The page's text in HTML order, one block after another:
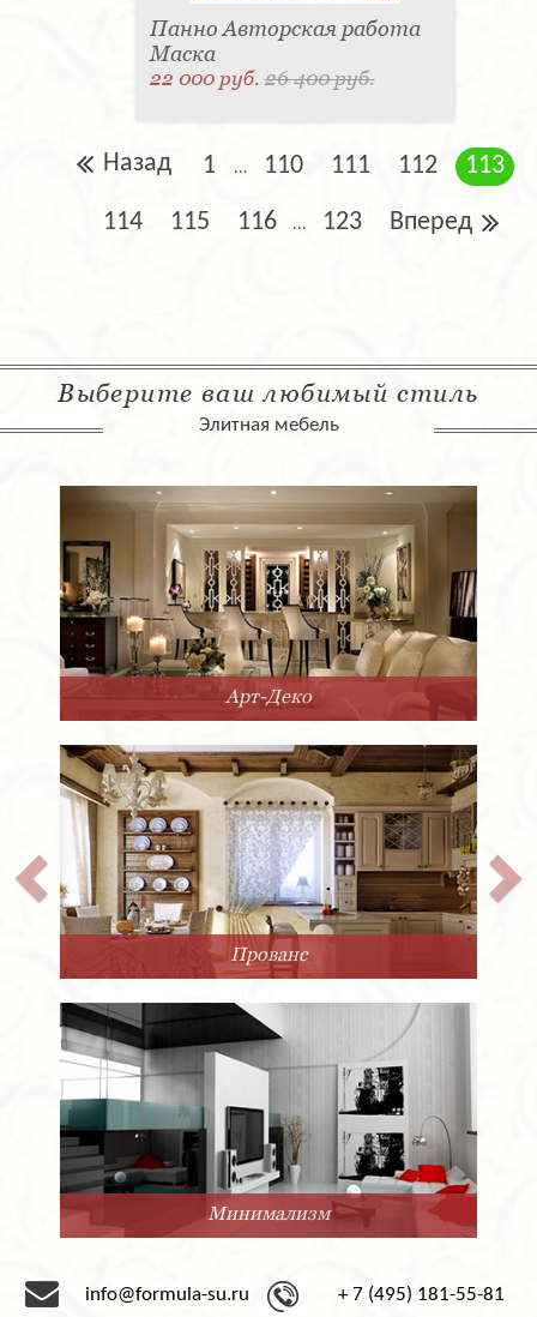
Панно Авторская работа
Маска
22 000 руб.26 400 руб.
Назад 1 ... 110 111 112 113
114 115 116 ... 123 Вперед
Выберите ваш любимый стиль
Элитная мебель
Арт-Деко
Прованс
Минимализм
info@formula-su.ru + 7 (495) 181-55-81